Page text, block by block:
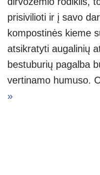
prisivilioti ir į savo
kompostinės kieme
atsikratyti augalinių
bestuburių pagalba
vertinamo humuso.
»